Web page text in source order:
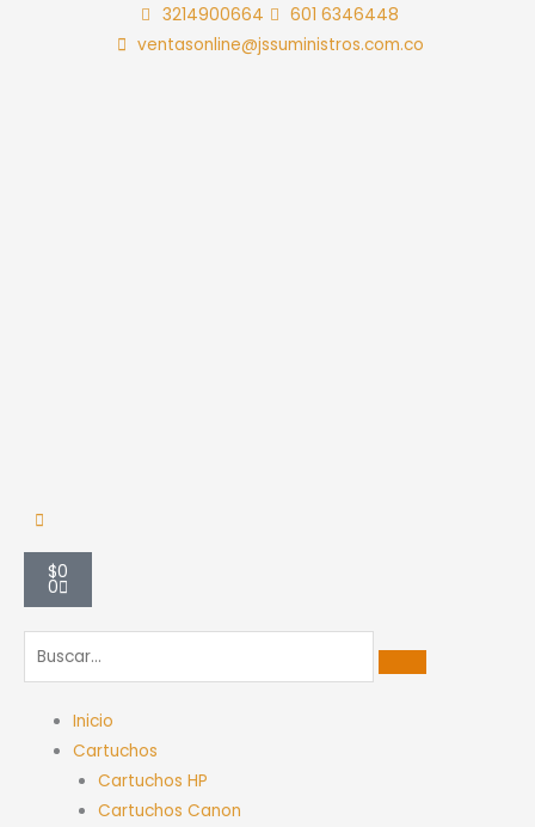
3214900664
601 6346448
ventasonline@jssuministros.com.co
$0
0
Carrito
Inicio
Cartuchos
Cartuchos HP
Cartuchos Canon